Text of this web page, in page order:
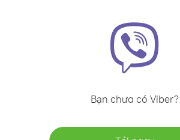
Bạn chưa có Viber?